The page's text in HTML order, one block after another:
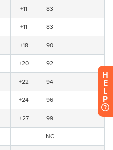
H
E
L
P